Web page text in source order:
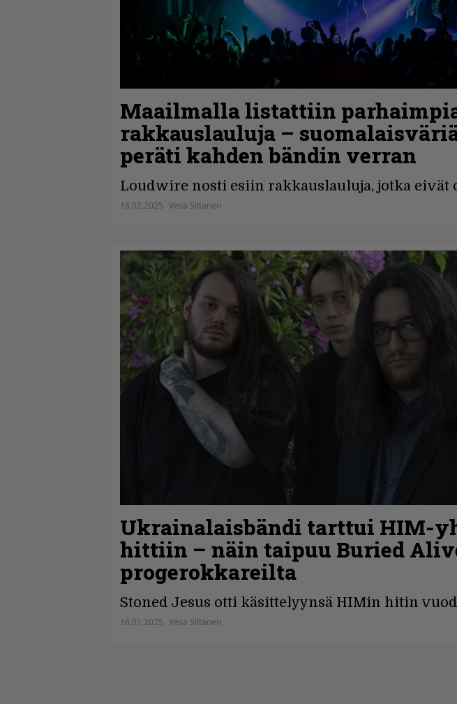
Maailmalla listattiin
rakkauslauluja –
peräti kahden bändin verran
Loudwire nosti esiin rakkauslauluja, jotka eivät
18.02.2025 Vesa Siltanen
Ukrainalaisbändi tarttui HIM-
hittiin – näin taipuu Buried
progerokkareilta
Stoned Jesus otti käsittelyynsä HIMin hitin
16.01.2025 Vesa Siltanen